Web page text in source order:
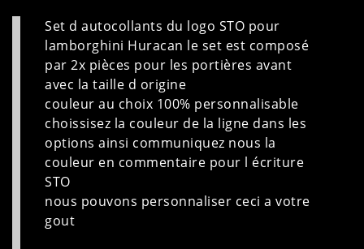
Set d autocollants du logo STO pour
lamborghini Huracan le set est composé
par 2x pièces pour les portières avant
avec la taille d origine
couleur au choix 100% personnalisable
choissisez la couleur de la ligne dans les
options ainsi communiquez nous la
couleur en commentaire pour l écriture
STO
nous pouvons personnaliser ceci a votre
gout